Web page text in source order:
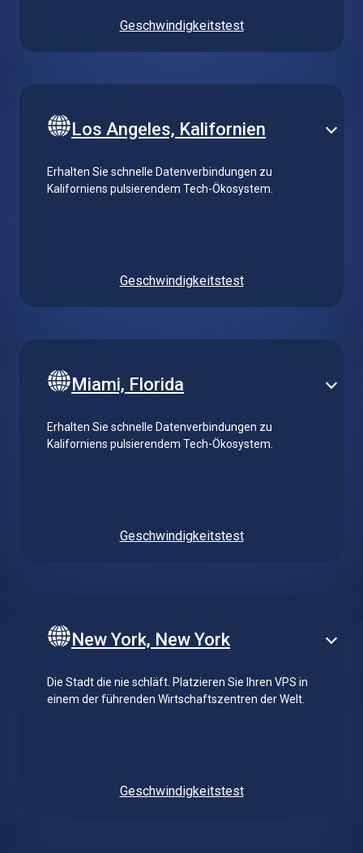
Geschwindigkeitstest
Los Angeles, Kalifornien
Erhalten Sie schnelle Datenverbindungen zu
Kaliforniens pulsierendem Tech-Ökosystem.
Geschwindigkeitstest
Miami, Florida
Erhalten Sie schnelle Datenverbindungen zu
Kaliforniens pulsierendem Tech-Ökosystem.
Geschwindigkeitstest
New York, New York
Die Stadt die nie schläft. Platzieren Sie Ihren VPS in
einem der führenden Wirtschaftszentren der Welt.
Geschwindigkeitstest